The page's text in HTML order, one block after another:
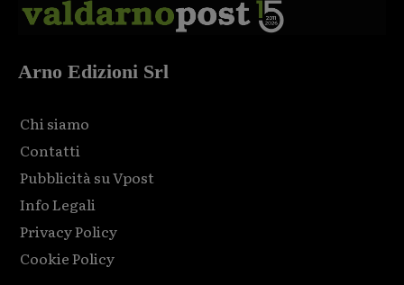
Arno Edizioni Srl
Chi siamo
Contatti
Pubblicità su Vpost
Info Legali
Privacy Policy
Cookie Policy